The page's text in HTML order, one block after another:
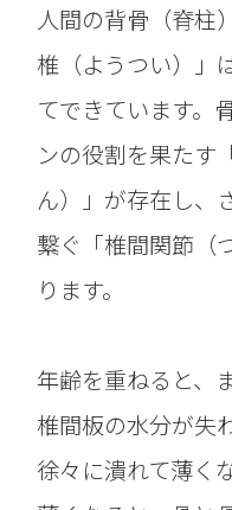
人間の背骨（脊柱
椎（ようつい）」
てできています。
ンの役割を果たす
ん）」が存在し、
繋ぐ「椎間関節（
ります。
年齢を重ねると、
椎間板の水分が失
徐々に潰れて薄く